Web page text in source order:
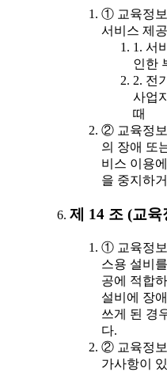
① 교육정보
서비스 제
1. 서
인한
2. 전
사업
때
② 교육정보
의 장애 또
비스 이용
을 중지하
제 14 조 (교
① 교육정보
스용 설비
공에 적합
설비에 장
쓰게 된 경
다.
② 교육정보
가사항이